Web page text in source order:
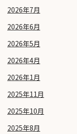
2026年7月
2026年6月
2026年5月
2026年4月
2026年1月
2025年11月
2025年10月
2025年8月